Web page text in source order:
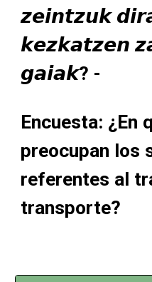
𝙯𝙚𝙞𝙣𝙩𝙯𝙪𝙠
𝙠𝙚𝙯𝙠𝙖𝙩𝙯𝙚𝙣
𝙜𝙖𝙞𝙖𝙠? -
Encuesta: ¿En
preocupan los
referentes al
transporte?